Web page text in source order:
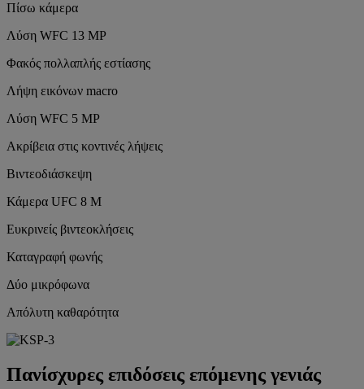
Πίσω κάμερα
Λύση WFC 13 MP
Φακός πολλαπλής εστίασης
Λήψη εικόνων macro
Λύση WFC 5 MP
Ακρίβεια στις κοντινές λήψεις
Βιντεοδιάσκεψη
Κάμερα UFC 8 Μ
Ευκρινείς βιντεοκλήσεις
Καταγραφή φωνής
Δύο μικρόφωνα
Απόλυτη καθαρότητα
Πανίσχυρες επιδόσεις επόμενης γενιάς